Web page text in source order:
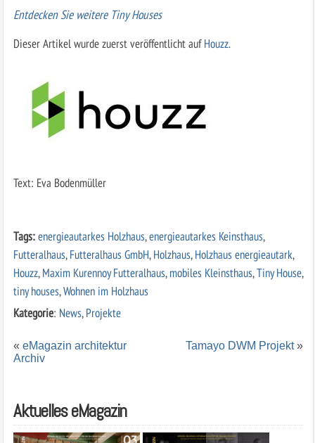
Entdecken Sie weitere Tiny Houses
Dieser Artikel wurde zuerst veröffentlicht aufHouzz.
Text: Eva Bodenmüller
Tags:energieautarkes Holzhaus,energieautarkes Keinsthaus,
Futteralhaus,Futteralhaus GmbH,Holzhaus,Holzhaus energieautark,
Houzz,Maxim Kurennoy Futteralhaus,mobiles Kleinsthaus,Tiny House,
tiny houses,Wohnen im Holzhaus
Kategorie: News,Projekte
« eMagazin architektur
Archiv
Tamayo DWM Projekt»
Aktuelles eMagazin